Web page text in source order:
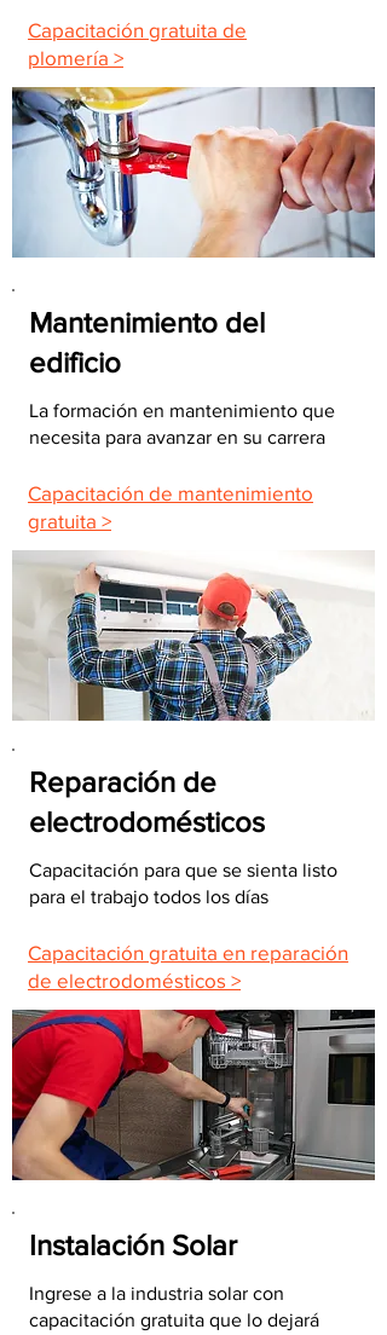
Capacitación gratuita de
plomería >
Mantenimiento del
edificio
La formación en mantenimiento que
necesita para avanzar en su carrera
Capacitación de mantenimiento
gratuita >
Reparación de
electrodomésticos
Capacitación para que se sienta listo
para el trabajo todos los días
Capacitación gratuita en reparación
de electrodomésticos >
Instalación Solar
Ingrese a la industria solar con
capacitación gratuita que lo dejará